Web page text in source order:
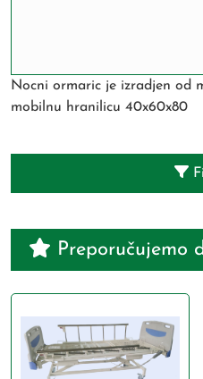
Nocni ormaric je izradjen od
mobilnu hranilicu 40x60x80
Preporučujemo